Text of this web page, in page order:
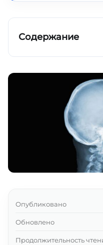
Содержание
Опубликовано
Обновлено
Продолжительность